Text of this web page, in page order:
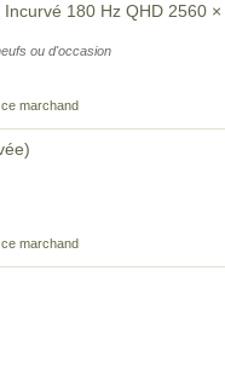
180 Hz QHD 2560
ou d'occasion
marchand
marchand